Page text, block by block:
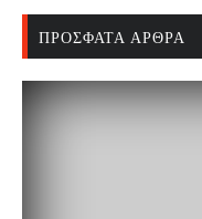
ΠΡΌΣΦΑΤΑ ΆΡΘΡΑ